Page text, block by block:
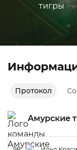
Протокол
Амурские